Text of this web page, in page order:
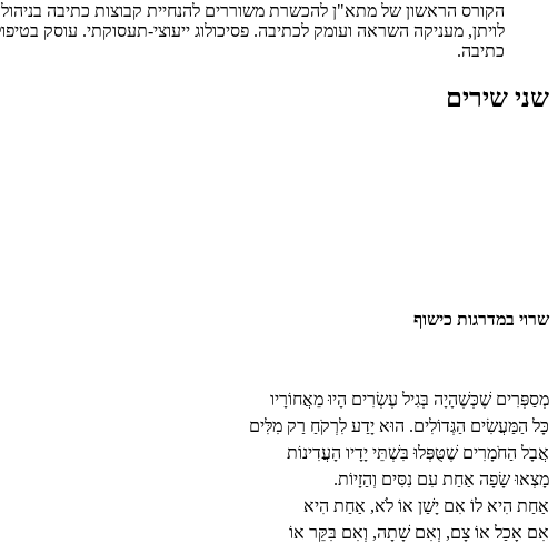
הקורס הראשון של מתא"ן להכשרת משוררים להנחיית קבוצות כתיבה
לויתן, מעניקה השראה ועומק לכתיבה. פסיכולוג ייעוצי-תעסוקתי. עוסק
כתיבה.
שני שירים
שרוי במדרגות כישוף
מְסַפְּרִים שֶׁכְּשֶׁהָיָה בְּגִיל עֶשְׂרִים הָיוּ מֵאֲחוֹרָיו
כָּל הַמַּעֲשִׂים הַגְּדוֹלִים. הוּא יָדַע לִרְקֹחַ רַק מִלִּים
אֲבָל הַחֹמָרִים שֶׁטֻּפְּלוּ בִּשְׁתֵּי יָדָיו הָעֲדִינוֹת
מָצְאוּ שָׂפָה אַחַת עִם נִסִּים וְהַזָיוֹת.
אַחַת הִיא לוֹ אִם יָשַׁן אוֹ לֹא, אַחַת הִיא
אִם אָכַל אוֹ צָם, וְאִם שָׁתָה, וְאִם בִּקֵּר אוֹ